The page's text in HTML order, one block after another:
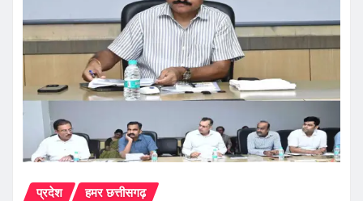
प्रदेश हमर छत्तीसगढ़